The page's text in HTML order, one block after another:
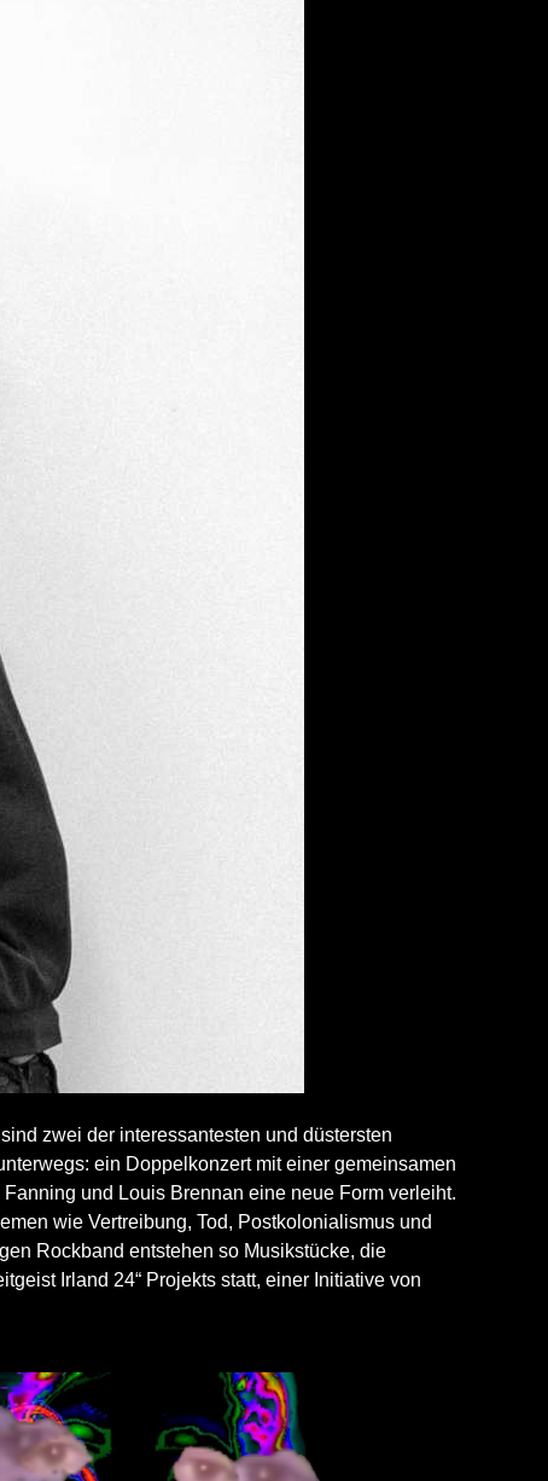
zwei der interessantesten und düstersten
ein Doppelkonzert mit einer gemeinsamen
und Louis Brennan eine neue Form verleiht.
wie Vertreibung, Tod, Postkolonialismus und
Rockband entstehen so Musikstücke, die
Irland 24“ Projekts statt, einer Initiative von